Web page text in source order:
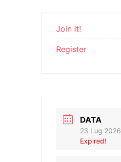
Join it!
Register
DATA
23 Lug 2026
Expired!